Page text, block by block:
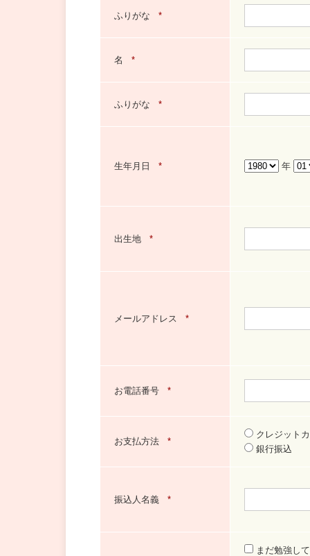
ふりがな *
名 *
ふりがな *
生年月日 * 年
出生地 *
メールアドレス *
お電話番号 *
お支払方法 *
クレジット
銀行振込
振込人名義 *
まだ勉強し